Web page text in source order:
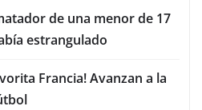
de una menor de 17
estrangulado
Francia! Avanzan a la